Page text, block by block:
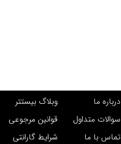
درباره ما
سوالات متداول
تماس با ما
وبلاگ بیستتر
قوانین مرجوعی
شرایط گارانتی